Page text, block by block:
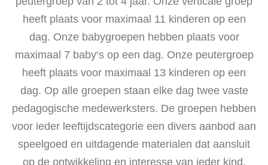
heeft plaats voor maximaal 11 kinderen op een
dag. Onze babygroepen hebben plaats voor
maximaal 7 baby‘s op een dag. Onze peutergroep
heeft plaats voor maximaal 13 kinderen op een
dag. Op alle groepen staan elke dag twee vaste
pedagogische medewerksters. De groepen hebben
voor ieder leeftijdscategorie een divers aanbod aan
speelgoed en uitdagende materialen dat aansluit
op de ontwikkeling en interesse van ieder kind.